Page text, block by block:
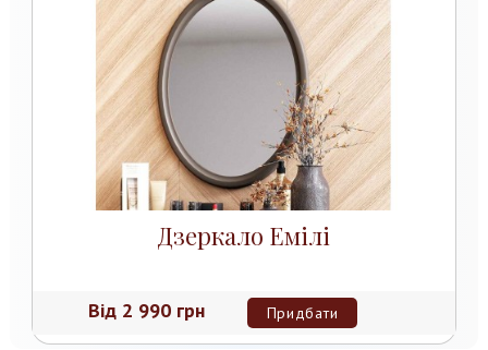
Дзеркало Емілі
Від 2 990 грн Придбати